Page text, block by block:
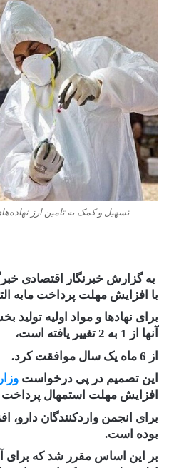
تسهیل و کمک به تامین ارز
به گزارش خبرنگار اقتصادی
با افزایش مهلت پرداخت مابه
برای نهادها و مواد اولیه
آنها از 1 به 2 تغییر یافته است،
از 6 ماه یک سال موافقت کرد.
این تصمیم در پی درخواست
افزایش مهلت استمهال پرداخت
برای انجمن واردکنندگان دارو،
بوده است.
بر این اساس مقرر شد که برای